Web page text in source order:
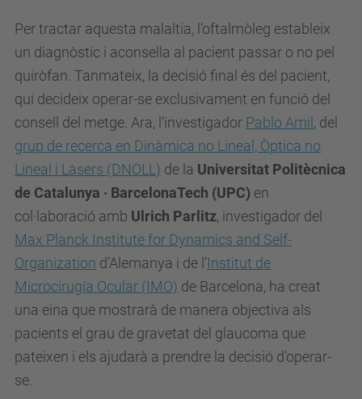
Per tractar aquesta malaltia, l’oftalmòleg estableix
un diagnòstic i aconsella al pacient passar o no pel
quiròfan. Tanmateix, la decisió final és del pacient,
qui decideix operar-se exclusivament en funció del
consell del metge. Ara, l’investigador Pablo Amil , del
grup de recerca en Dinàmica no Lineal, Òptica no
Lineal i Làsers (DNOLL) de la Universitat Politècnica
de Catalunya · BarcelonaTech (UPC) en
col·laboració amb Ulrich Parlitz, investigador del
Max Planck Institute for Dynamics and Self-
Organization d’Alemanya i de l’Institut de
Microcirugía Ocular (IMO) de Barcelona, ha creat
una eina que mostrarà de manera objectiva als
pacients el grau de gravetat del glaucoma que
pateixen i els ajudarà a prendre la decisió d’operar-
se.